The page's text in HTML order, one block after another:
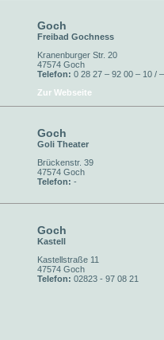
Goch
Freibad Gochness
Kranenburger Str. 20
47574 Goch
Telefon: 0 28 27 – 92 00 – 10 /
Zur Webseite
Goch
Goli Theater
Brückenstr. 39
47574 Goch
Telefon: -
Goch
Kastell
Kastellstraße 11
47574 Goch
Telefon: 02823 - 97 08 21